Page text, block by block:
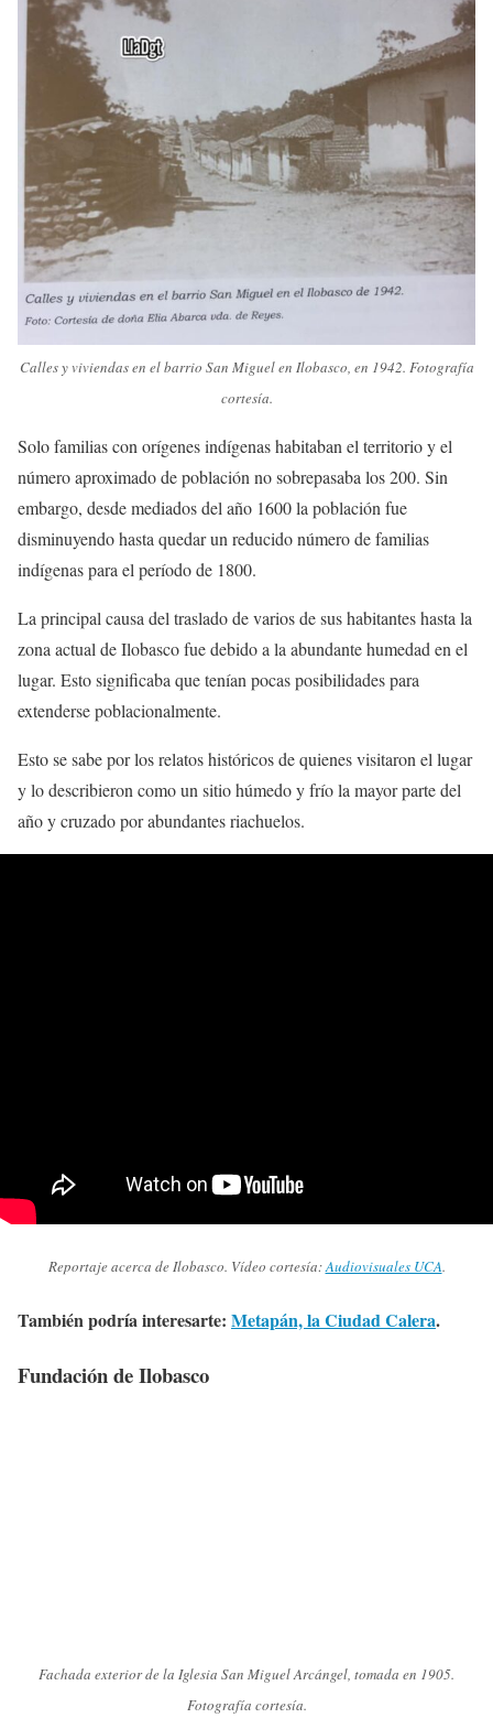
Calles y viviendas en el barrio San Miguel en Ilobasco, en 1942. Fotografía
cortesía.
Solo familias con orígenes indígenas habitaban el territorio y el
número aproximado de población no sobrepasaba los 200. Sin
embargo, desde mediados del año 1600 la población fue
disminuyendo hasta quedar un reducido número de familias
indígenas para el período de 1800.
La principal causa del traslado de varios de sus habitantes hasta la
zona actual de Ilobasco fue debido a la abundante humedad en el
lugar. Esto significaba que tenían pocas posibilidades para
extenderse poblacionalmente.
Esto se sabe por los relatos históricos de quienes visitaron el lugar
y lo describieron como un sitio húmedo y frío la mayor parte del
año y cruzado por abundantes riachuelos.
Reportaje acerca de Ilobasco. Vídeo cortesía:Audiovisuales UCA.
También podría interesarte: Metapán, la Ciudad Calera.
Fundación de Ilobasco
Fachada exterior de la Iglesia San Miguel Arcángel, tomada en 1905.
Fotografía cortesía.